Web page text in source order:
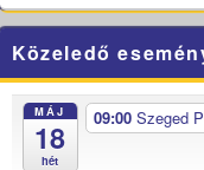
Közeledő
MÁJ
18
hét
09:00 Szeged